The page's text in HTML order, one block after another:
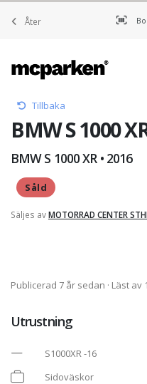
Åter
Tillbaka
BMW S 1000
BMW S 1000 XR • 2016
Såld
Säljes avMOTORRAD CENTER
Publicerad 7 år sedan · Läst av
Utrustning
S1000XR -16
Sidoväskor